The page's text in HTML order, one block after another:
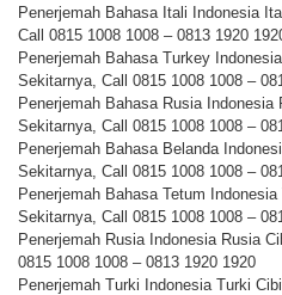
Penerjemah Bahasa Itali Indonesia
Call 0815 1008 1008 – 0813 1920
Penerjemah Bahasa Turkey
Sekitarnya, Call 0815 1008 1008 –
Penerjemah Bahasa Rusia
Sekitarnya, Call 0815 1008 1008 –
Penerjemah Bahasa Belanda
Sekitarnya, Call 0815 1008 1008 –
Penerjemah Bahasa Tetum
Sekitarnya, Call 0815 1008 1008 –
Penerjemah Rusia Indonesia Rusia
0815 1008 1008 – 0813 1920 1920
Penerjemah Turki Indonesia Turki